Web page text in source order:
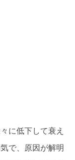
に低下して衰え
で、原因が解明